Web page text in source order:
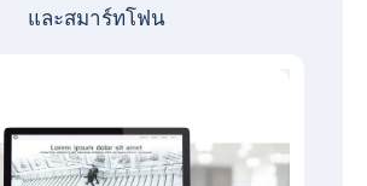
และสมาร์ทโฟน